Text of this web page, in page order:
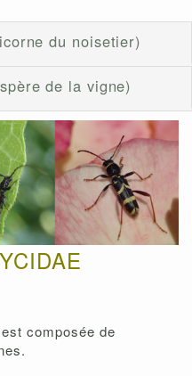
du noisetier)
de la vigne)
composée de